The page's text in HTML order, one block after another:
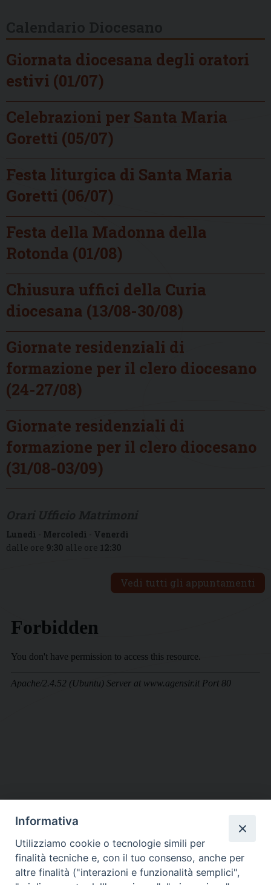
Giornata diocesana degli oratori
estivi (01/07)
Celebrazioni per Santa Maria
Goretti (05/07)
Festa liturgica di Santa Maria
Goretti (06/07)
Festa della Madonna della
Rotonda (01/08)
Chiusura uffici della Curia
diocesana (13/08-30/08)
Giornate residenziali di
formazione per il clero diocesano
(24-27/08)
Giornate residenziali di
formazione per il clero diocesano
(31/08-03/09)
Lunedì - Mercoledì - Venerdì
dalle ore 9:30 alle ore 12:30
Vedi tutti gli appuntamenti
DIOCESI SUBURBICARIA DI ALBANO
Contatti:Tel.: 06.93268401 - Fax.: 06.9323844
E-mail:curia@diocesidialbano.it
Informativa
Utilizziamo cookie o tecnologie simili per
finalità tecniche e, con il tuo consenso, anche per
altre finalità ("interazioni e funzionalità semplici",